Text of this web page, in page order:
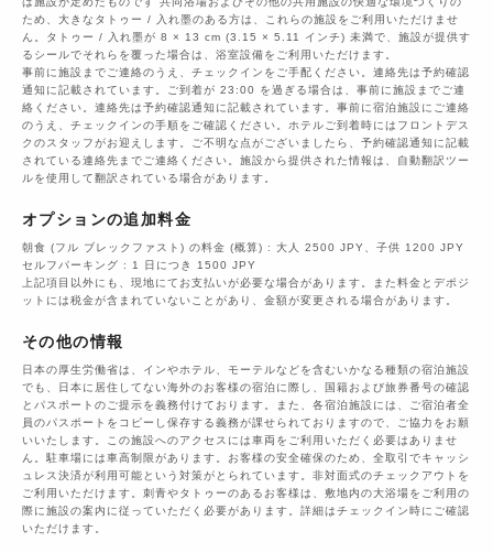
ため、大きなタトゥー / 入れ墨のある方は、これらの施設をご利用いただけませ
ん。タトゥー / 入れ墨が 8 × 13 cm (3.15 × 5.11 インチ) 未満で、施設が提供す
るシールでそれらを覆った場合は、浴室設備をご利用いただけます。
事前に施設までご連絡のうえ、チェックインをご手配ください。連絡先は予約確認
通知に記載されています。ご到着が 23:00 を過ぎる場合は、事前に施設までご連
絡ください。連絡先は予約確認通知に記載されています。事前に宿泊施設にご連絡
のうえ、チェックインの手順をご確認ください。ホテルご到着時にはフロントデス
クのスタッフがお迎えします。ご不明な点がございましたら、予約確認通知に記載
されている連絡先までご連絡ください。施設から提供された情報は、自動翻訳ツー
ルを使用して翻訳されている場合があります。
オプションの追加料金
朝食 (フル ブレックファスト) の料金 (概算) : 大人 2500 JPY、子供 1200 JPY
セルフパーキング : 1 日につき 1500 JPY
上記項目以外にも、現地にてお支払いが必要な場合があります。また料金とデポジ
ットには税金が含まれていないことがあり、金額が変更される場合があります。
その他の情報
日本の厚生労働省は、インやホテル、モーテルなどを含むいかなる種類の宿泊施設
でも、日本に​居住してない海外のお客様の宿泊に際し、国籍および旅券番号の確認
とパスポートのご提示を義務付け​ております。また、各宿泊施設には、ご宿泊者全
員のパスポートをコピーし保存する義務が課せられておりますの​で、ご協力をお願
いいたします。この施設へのアクセスには車両をご利用いただく必要はありませ
ん。駐車場には車高制限があります。お客様の安全確保のため、全取引でキャッシ
ュレス決済が利用可能という対策がとられています。非対面式のチェックアウトを
ご利用いただけます。刺青やタトゥーのあるお客様は、敷地内の大浴場をご利用の
際に施設の案内に従っていただく必要があります。詳細はチェックイン時にご確認
いただけます。